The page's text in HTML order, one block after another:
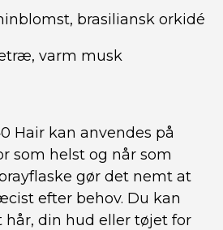
brasiliansk orkidé
varm musk
Hair kan anvendes på
som helst og når som
gør det nemt at
efter behov. Du kan
hår, din hud eller tøjet for